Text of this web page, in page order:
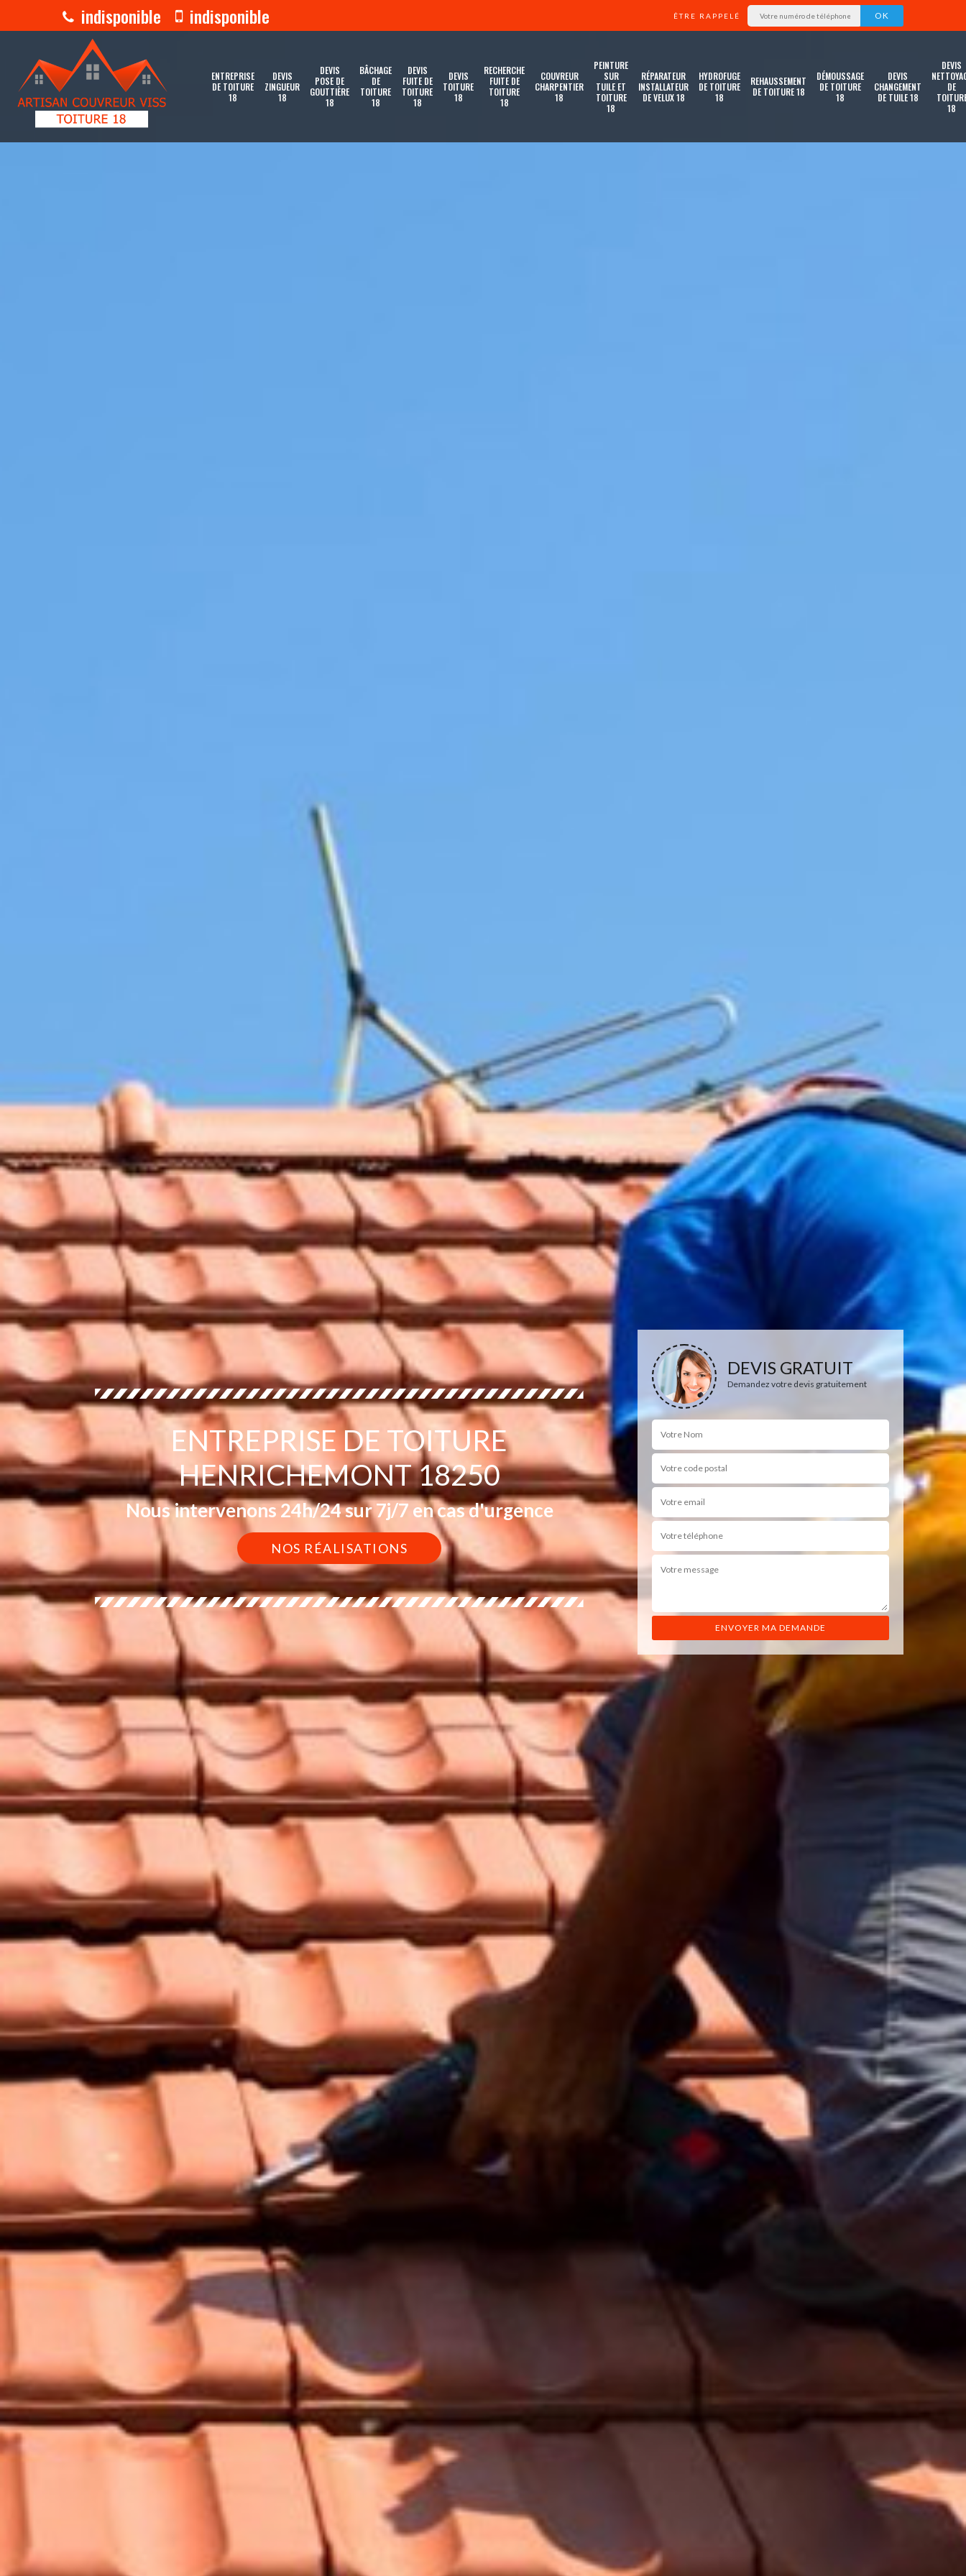
indisponible indisponible ÊTRE RAPPELÉ
ENTREPRISE
DE TOITURE
18
DEVIS
ZINGUEUR
18
DEVIS
POSE DE
GOUTTIÈRE
18
BÂCHAGE
DE
TOITURE
18
DEVIS
FUITE DE
TOITURE
18
DEVIS
TOITURE
18
RECHERCHE
FUITE DE
TOITURE
18
COUVREUR
CHARPENTIER
18
PEINTURE
SUR
TUILE ET
TOITURE
18
RÉPARATEUR
INSTALLATEUR
DE VELUX 18
HYDROFUGE
DE TOITURE
18
REHAUSSEMENT
DE TOITURE 18
DÉMOUSSAGE
DE TOITURE
18
DEVIS
CHANGEMENT
DE TUILE 18
DEVIS
DE
18
ENTREPRISE DE TOITURE
HENRICHEMONT 18250
Nous intervenons 24h/24 sur 7j/7 en cas d'urgence
NOS RÉALISATIONS
DEVIS GRATUIT
Demandez votre devis gratuitement